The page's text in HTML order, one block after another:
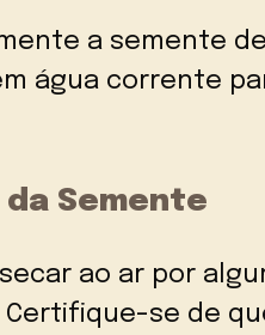
a semente
água corrente
da Semente
ao ar por
se de